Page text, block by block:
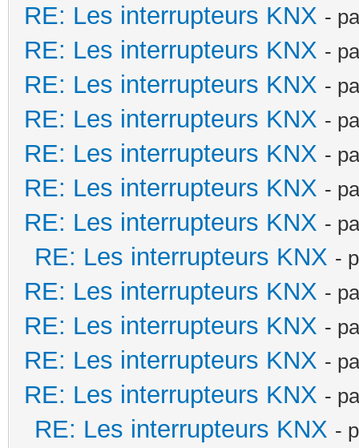
RE: Les interrupteurs KNX -
RE: Les interrupteurs KNX -
RE: Les interrupteurs KNX -
RE: Les interrupteurs KNX -
RE: Les interrupteurs KNX -
RE: Les interrupteurs KNX -
RE: Les interrupteurs KNX -
RE: Les interrupteurs KNX -
RE: Les interrupteurs KNX -
RE: Les interrupteurs KNX -
RE: Les interrupteurs KNX -
RE: Les interrupteurs KNX -
RE: Les interrupteurs KNX -